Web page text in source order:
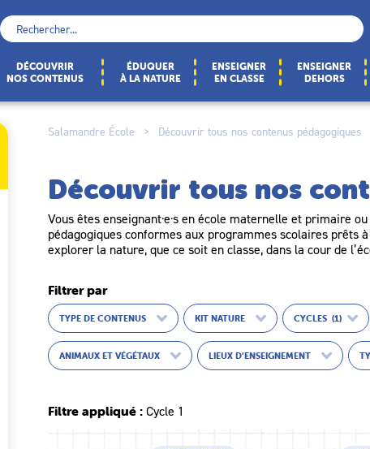
Rechercher :
DÉCOUVRIR
NOS CONTENUS
ÉDUQUER
À LA NATURE
ENSEIGNER
EN CLASSE
ENSEIGNER
DEHORS
Salamandre École > Découvrir tous nos contenus pédagogiques
Découvrir tous nos
Vous êtes enseignant·e·s en école maternelle et primaire
pédagogiques conformes aux programmes scolaires
explorer la nature, que ce soit en classe, dans la cour de
Filtrer par
TYPE DE CONTENUS KIT NATURE CYCLES (1)
ANIMAUX ET VÉGÉTAUX LIEUX D’ENSEIGNEMENT
Filtre appliqué : Cycle 1